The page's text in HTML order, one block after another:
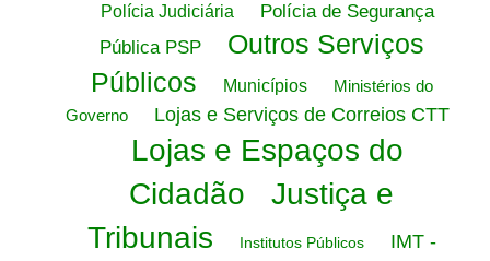
Polícia Judiciária
Polícia de Segurança
Pública PSP
Outros Serviços
Públicos
Municípios
Ministérios do
Governo
Lojas e Serviços de Correios CTT
Lojas e Espaços do
Cidadão
Justiça e
Tribunais
Institutos Públicos
IMT -